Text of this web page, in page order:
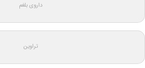
داروی بلغم
تراوین